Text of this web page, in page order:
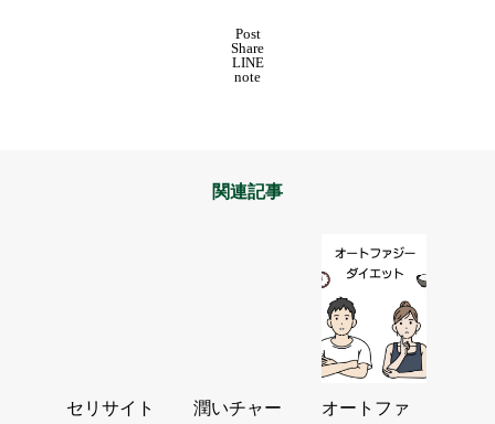
Post
Share
LINE
note
関連記事
セリサイト
潤いチャー
オートファ